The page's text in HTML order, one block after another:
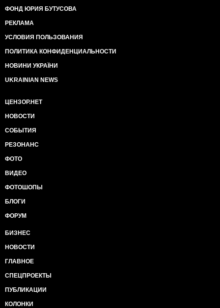
ФОНД ЮРИЯ БУТУСОВА
РЕКЛАМА
УСЛОВИЯ ПОЛЬЗОВАНИЯ
ПОЛИТИКА КОНФИДЕНЦИАЛЬНОСТИ
НОВИНИ УКРАЇНИ
UKRAINIAN NEWS
ЦЕНЗОР.НЕТ
НОВОСТИ
СОБЫТИЯ
РЕЗОНАНС
ФОТО
ВИДЕО
ФОТОШОПЫ
БЛОГИ
ФОРУМ
БИЗНЕС
НОВОСТИ
ГЛАВНОЕ
СПЕЦПРОЕКТЫ
ПУБЛИКАЦИИ
КОЛОНКИ